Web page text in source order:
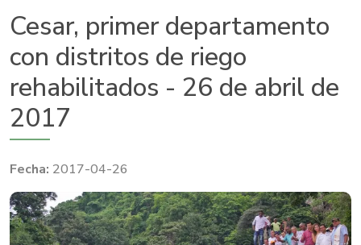
Cesar, primer departamento
con distritos de riego
rehabilitados - 26 de abril de
2017
2017-04-26